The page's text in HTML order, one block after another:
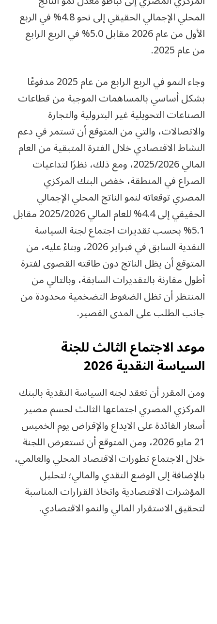
المحلي الإجمالي الحقيقي إلى نحو 4.8% في الربع
الأول من عام 2026 مقابل 5.0% في الربع الرابع
من عام 2025.
وجاء النمو في الربع الرابع من عام 2025 مدفوعًا
بشكل أساسي بالمساهمات الموجبة من قطاعات
الصناعات التحويلية غير البترولية والتجارة
والاتصالات، والتي من المتوقع أن تستمر في دعم
النشاط الاقتصادي خلال الفترة المتبقية من العام
المالي 2025/2026، ومع ذلك، نظرًا لتداعيات
الصراع في المنطقة، خفض البنك المركزي
المصري توقعاته لنمو الناتج المحلي الإجمالي
الحقيقي إلى 4.4% للعام المالي 2025/2026 مقابل
5.1% بحسب تقديرات اجتماع لجنة السياسة
النقدية السابق في فبراير 2026، وبناءً عليه، من
المتوقع أن يظل الناتج دون طاقته القصوى لفترة
أطول مقارنة بالتقديرات السابقة، وبالتالي من
المنتظر أن تظل الضغوط التضخمية محدودة من
جانب الطلب على المدى القصير.
موعد الاجتماع الثالث للجنة
السياسة النقدية 2026
ومن المقرر أن تعقد لجنه السياسة النقدية بالبنك
المركزي المصري اجتماعها الثالث لحسم مصير
أسعار الفائدة على الايداع والإقراض يوم الخميس
21 مايو 2026، ومن المتوقع أن تستعرض اللجنة
خلال الاجتماع تطورات الاقتصاد المحلي والعالمي،
بالإضافة إلى الوضع النقدي والمالي؛ لتحليل
المؤشرات الاقتصادية واتخاذ القرارات المناسبة
لتحقيق الاستقرار المالي والنمو الاقتصادي.